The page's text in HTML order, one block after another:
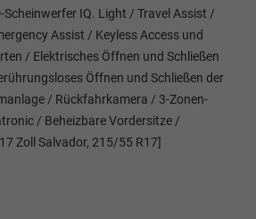
Scheinwerfer IQ. Light / Travel Assist /
Assist / Keyless Access und
/ Elektrisches Öffnen und Schließen
Öffnen und Schließen der
/ Rückfahrkamera / 3-Zonen-
/ Beheizbare Vordersitze /
Zoll Salvador, 215/55 R17]